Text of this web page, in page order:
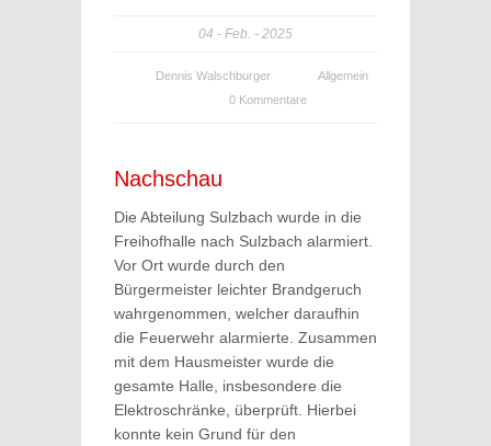
04 Feb. 2025
Dennis Walschburger
Allgemein
0 Kommentare
Nachschau
Die Abteilung Sulzbach wurde in die
Freihofhalle nach Sulzbach alarmiert.
Vor Ort wurde durch den
Bürgermeister leichter Brandgeruch
wahrgenommen, welcher daraufhin
die Feuerwehr alarmierte. Zusammen
mit dem Hausmeister wurde die
gesamte Halle, insbesondere die
Elektroschränke, überprüft. Hierbei
konnte kein Grund für den